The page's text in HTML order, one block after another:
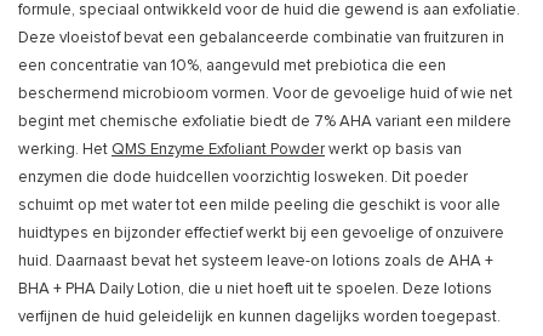
formule, speciaal ontwikkeld voor de huid die gewend is aan exfoliatie.
Deze vloeistof bevat een gebalanceerde combinatie van fruitzuren in
een concentratie van 10%, aangevuld met prebiotica die een
beschermend microbioom vormen. Voor de gevoelige huid of wie net
begint met chemische exfoliatie biedt de 7% AHA variant een mildere
werking. Het QMS Enzyme Exfoliant Powder werkt op basis van
enzymen die dode huidcellen voorzichtig losweken. Dit poeder
schuimt op met water tot een milde peeling die geschikt is voor alle
huidtypes en bijzonder effectief werkt bij een gevoelige of onzuivere
huid. Daarnaast bevat het systeem leave-on lotions zoals de AHA +
BHA + PHA Daily Lotion, die u niet hoeft uit te spoelen. Deze lotions
verfijnen de huid geleidelijk en kunnen dagelijks worden toegepast.